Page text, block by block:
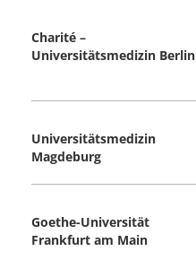
Charité –
Universitätsmedizin Berlin
Universitätsmedizin
Magdeburg
Goethe-Universität
Frankfurt am Main